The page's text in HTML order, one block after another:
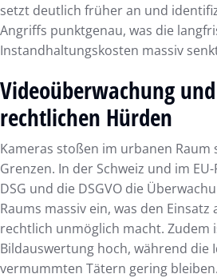
setzt deutlich früher an und
Angriffs punktgenau, was die
Instandhaltungskosten massiv
Videoüberwachung
rechtlichen Hürden
Kameras stoßen im urbanen Raum
Grenzen. In der Schweiz und im
DSG und die DSGVO die
Raums massiv ein, was den Einsatz
rechtlich unmöglich macht. Zudem
Bildauswertung hoch, während die
vermummten Tätern gering